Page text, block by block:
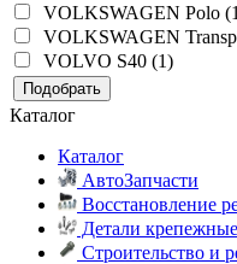
VOLKSWAGEN Polo
VOLKSWAGEN
VOLVO S40 (1)
Подобрать
Каталог
Каталог
АвтоЗапчасти
Восстановление
Детали крепежные
Строительство и